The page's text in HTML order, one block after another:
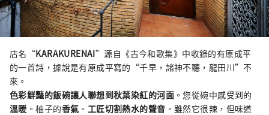
店名“KARAKURENAI”源自《古今和歌集》中收錄的有原成平
的一首詩，據說是有原成平寫的“千早，諸神不聽，龍田川”不
來。
色彩鮮豔的飯碗讓人聯想到秋葉染紅的河面。您從碗中感受到的
溫暖 。柚子的香氣 。 工匠切割熱水的聲音 。雖然它很辣，但味道